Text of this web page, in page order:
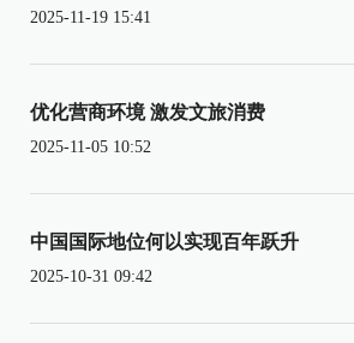
2025-11-19 15:41
优化营商环境 激发文旅消费
2025-11-05 10:52
中国国际地位何以实现百年跃升
2025-10-31 09:42